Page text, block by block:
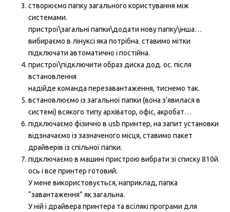
створюємо папку загального користування між
системами.
пристрої\загальні папки\додати нову папку\інша…
вибираємо в лінуксі яка потрібна. ставимо мітки
підключати автоматично і постійна.
пристрої\підключити образ диска дод. ос. після
встановлення
надійде команда перезавантаження, тиснемо так.
встановлюємо із загальної папки (вона з’явилася в
системі) всякого типу архіватор, офіс, акробат…
підключаємо фізично в usb принтер, на запит установки
відзначаємо із зазначеного місця, ставимо пакет
драйверів із спільної папки.
підключаємо в машині пристрою вибрати зі списку 810й.
ось і все принтер готовий.
У мене використовується, наприклад, папка
“завантаження” як загальна.
У ній і драйвера принтера та всілякі програми для